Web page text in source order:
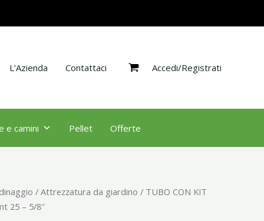
L’Azienda Contattaci Accedi/Registrati
e camini Pellet Offerte
/ Attrezzatura da giardino / TUBO CON KIT
25 – 5/8″
YELLOW'
x
-
5/8"